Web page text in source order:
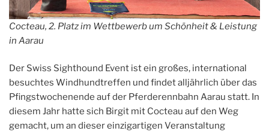
Cocteau, 2. Platz im Wettbewerb um Schönheit & Leistung
in Aarau
Der Swiss Sighthound Event ist ein großes, international
besuchtes Windhundtreffen und findet alljährlich über das
Pfingstwochenende auf der Pferderennbahn Aarau statt. In
diesem Jahr hatte sich Birgit mit Cocteau auf den Weg
gemacht, um an dieser einzigartigen Veranstaltung